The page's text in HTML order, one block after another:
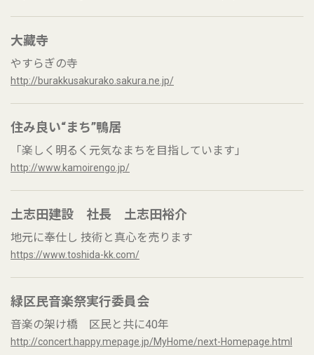
大藏寺
やすらぎの寺
http://burakkusakurako.sakura.ne.jp/
住み良い“まち”鴨居
「楽しく明るく元気なまちを目指しています」
http://www.kamoirengo.jp/
土志田建設 社長 土志田裕介
地元に奉仕し 技術と真心を売ります
https://www.toshida-kk.com/
緑区民音楽祭実行委員会
音楽の架け橋 区民と共に40年
http://concert.happy.mepage.jp/MyHome/next-Homepage.html